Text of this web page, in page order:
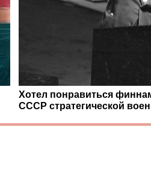
Хотел понравиться
СССР стратегической